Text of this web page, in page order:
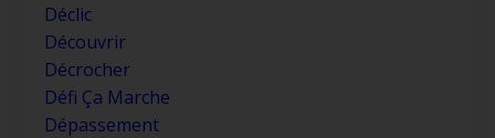
Déclic
Découvrir
Décrocher
Défi Ça Marche
Dépassement